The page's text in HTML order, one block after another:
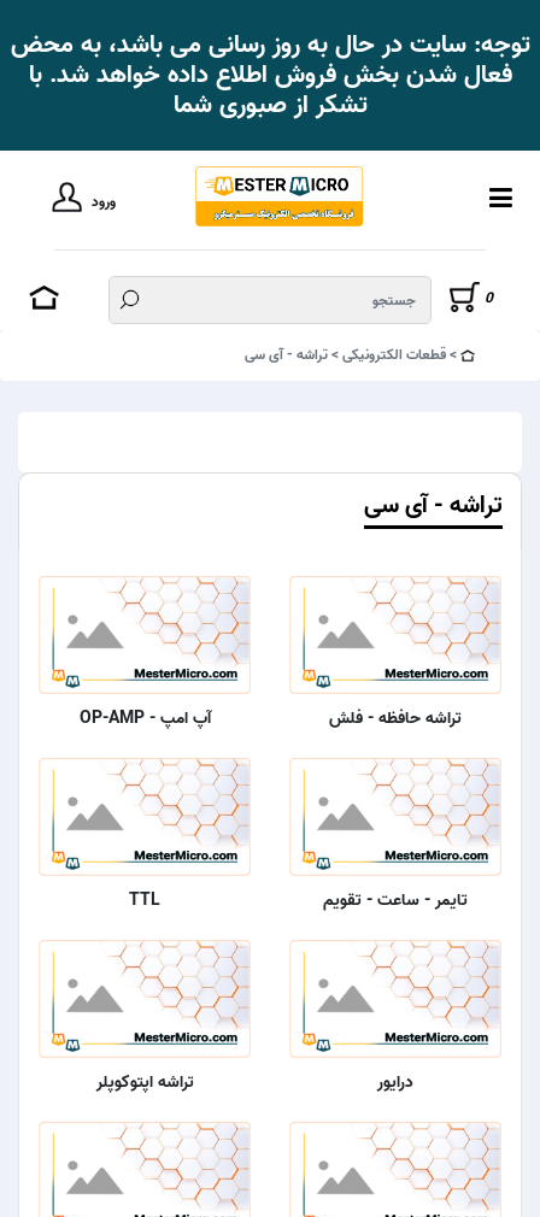
توجه: سایت در حال به روز رسانی می باشد، به محض
فعال شدن بخش فروش اطلاع داده خواهد شد. با
تشکر از صبوری شما
ورود
0
قطعات الکترونیکی تراشه - آی سی
تراشه - آی سی
تراشه حافظه - فلش آپ امپ - OP-AMP
تایمر - ساعت - تقویم TTL
درایور تراشه اپتوکوپلر